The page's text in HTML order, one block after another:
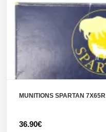
MUNITIONS SPARTAN 7X65R
36.90€